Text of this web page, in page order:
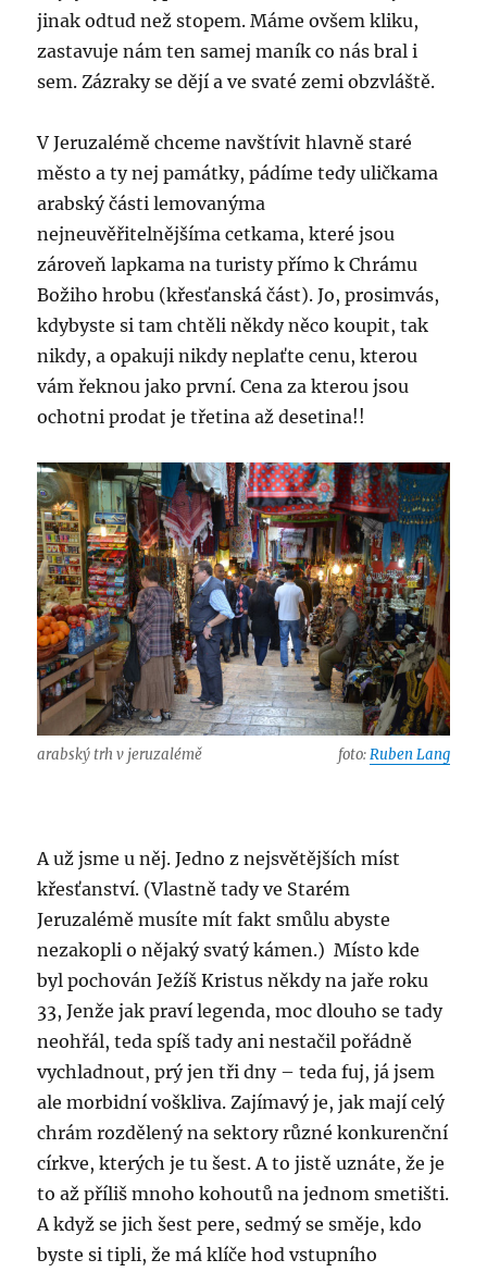
jinak odtud než stopem. Máme ovšem kliku,
zastavuje nám ten samej maník co nás bral i
sem. Zázraky se dějí a ve svaté zemi obzvláště.
V Jeruzalémě chceme navštívit hlavně staré
město a ty nej památky, pádíme tedy uličkama
arabský části lemovanýma
nejneuvěřitelnějšíma cetkama, které jsou
zároveň lapkama na turisty přímo k Chrámu
Božiho hrobu (křesťanská část). Jo, prosimvás,
kdybyste si tam chtěli někdy něco koupit, tak
nikdy, a opakuji nikdy neplaťte cenu, kterou
vám řeknou jako první. Cena za kterou jsou
ochotni prodat je třetina až desetina!!
arabský trh v jeruzalémě foto:Ruben Lang
A už jsme u něj. Jedno z nejsvětějších míst
křesťanství. (Vlastně tady ve Starém
Jeruzalémě musíte mít fakt smůlu abyste
nezakopli o nějaký svatý kámen.) Místo kde
byl pochován Ježíš Kristus někdy na jaře roku
33, Jenže jak praví legenda, moc dlouho se tady
neohřál, teda spíš tady ani nestačil pořádně
vychladnout, prý jen tři dny – teda fuj, já jsem
ale morbidní voškliva. Zajímavý je, jak mají celý
chrám rozdělený na sektory různé konkurenční
církve, kterých je tu šest. A to jistě uznáte, že je
to až příliš mnoho kohoutů na jednom smetišti.
A když se jich šest pere, sedmý se směje, kdo
byste si tipli, že má klíče hod vstupního